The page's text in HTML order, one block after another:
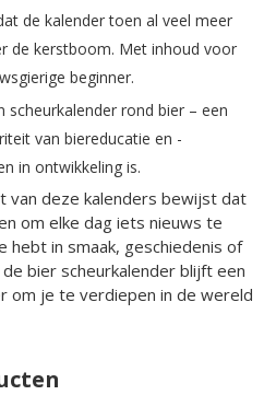
de kalender toen al veel meer
de kerstboom. Met inhoud voor
beginner.
scheurkalender rond bier – een
van biereducatie en -
in ontwikkeling is.
van deze kalenders bewijst dat
om elke dag iets nieuws te
hebt in smaak, geschiedenis of
bier scheurkalender blijft een
om je te verdiepen in de wereld